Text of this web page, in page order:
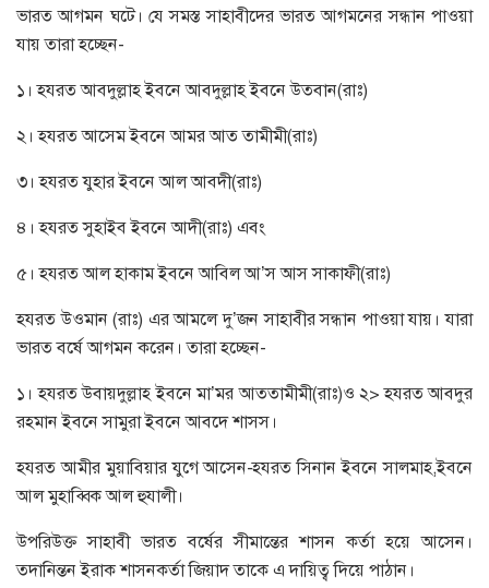
ভারত আগমন ঘটে। যে সমস্ত সাহাবীদের ভারত আগমনের সন্ধান পাওয়া
যায় তারা হচ্ছেন-
১। হযরত আবদুল্লাহ ইবনে আবদুল্লাহ ইবনে উতবান(রাঃ)
২। হযরত আসেম ইবনে আমর আত তামীমী(রাঃ)
৩। হযরত যুহার ইবনে আল আবদী(রাঃ)
৪। হযরত সুহাইব ইবনে আদী(রাঃ) এবং
৫। হযরত আল হাকাম ইবনে আবিল আ’স আস সাকাফী(রাঃ)
হযরত উওমান (রাঃ) এর আমলে দু’জন সাহাবীর সন্ধান পাওয়া যায়। যারা
ভারত বর্ষে আগমন করেন। তারা হচ্ছেন-
১। হযরত উবায়দুল্লাহ ইবনে মা’মর আততামীমী(রাঃ)ও ২> হযরত আবদুর
রহমান ইবনে সামুরা ইবনে আবদে শাসস।
হযরত আমীর মুয়াবিয়ার যুগে আসেন-হযরত সিনান ইবনে সালমাহ,ইবনে
আল মুহাব্বিক আল হুযালী।
উপরিউক্ত সাহাবী ভারত বর্ষের সীমান্তের শাসন কর্তা হয়ে আসেন।
তদানিন্তন ইরাক শাসনকর্তা জিয়াদ তাকে এ দায়িত্ব দিয়ে পাঠান।